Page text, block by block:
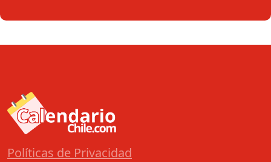
Políticas de Privacidad